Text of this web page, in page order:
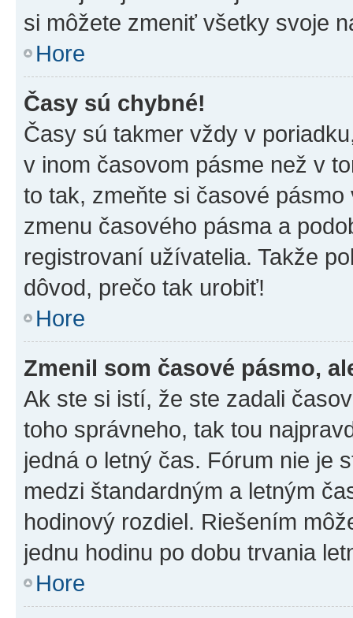
si môžete zmeniť všetky svoje
Hore
Časy sú chybné!
Časy sú takmer vždy v
v inom časovom pásme než v
to tak, zmeňte si časové
zmenu časového pásma a
registrovaní užívatelia. Takže
dôvod, prečo tak urobiť!
Hore
Zmenil som časové pásmo,
Ak ste si istí, že ste zadali
toho správneho, tak tou
jedná o letný čas. Fórum nie je
medzi štandardným a letným
hodinový rozdiel. Riešením
jednu hodinu po dobu trvania
Hore